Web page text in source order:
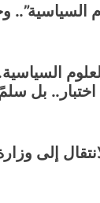
بل
إلى